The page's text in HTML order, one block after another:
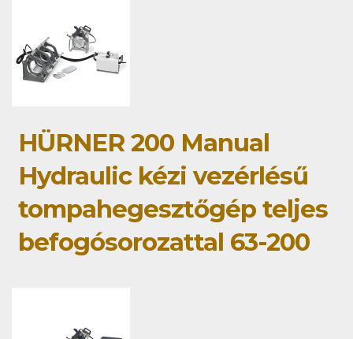
HÜRNER 200 Manual
Hydraulic kézi vezérlésű
tompahegesztőgép teljes
befogósorozattal 63-200